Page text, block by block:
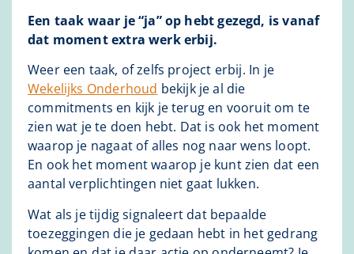
Een taak waar je “ja” op hebt gezegd, is vanaf
dat moment extra werk erbij.
Weer een taak, of zelfs project erbij. In je
Wekelijks Onderhoud bekijk je al die
commitments en kijk je terug en vooruit om te
zien wat je te doen hebt. Dat is ook het moment
waarop je nagaat of alles nog naar wens loopt.
En ook het moment waarop je kunt zien dat een
aantal verplichtingen niet gaat lukken.
Wat als je tijdig signaleert dat bepaalde
toezeggingen die je gedaan hebt in het gedrang